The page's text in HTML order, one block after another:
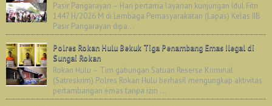
Pasir Pangarayan – Hari pertama layanan kunjungan Idul Fitri
1447 H/2026 M di Lembaga Pemasyarakatan (Lapas) Kelas IIB
Pasir Pangarayan dipa...
Polres Rokan Hulu Bekuk Tiga Penambang Emas Ilegal di
Sungai Rokan
Rokan Hulu – Tim gabungan Satuan Reserse Kriminal
(Satreskrim) Polres Rokan Hulu berhasil mengungkap aktivitas
pertambangan emas tanpa izin ...